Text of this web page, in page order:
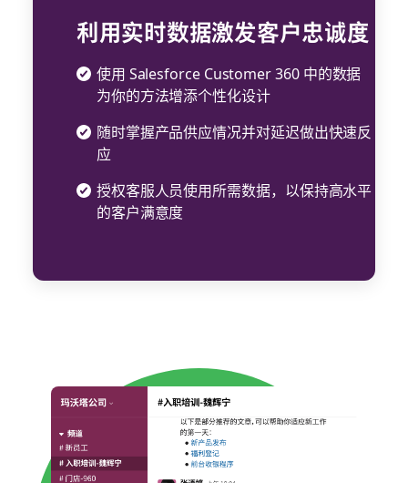
利用实时数据激发客户忠诚度
使用 Salesforce Customer 360 中的数据
为你的方法增添个性化设计
随时掌握产品供应情况并对延迟做出快速反
应
授权客服人员使用所需数据，以保持高水平
的客户满意度